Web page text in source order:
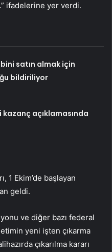
ifadelerine yer verdi.
satın almak için
bildiriliyor
açıklamasında
1 Ekim’de başlayan
geldi.
ve diğer bazı federal
yeni işten çıkarma
çıkarılma kararı